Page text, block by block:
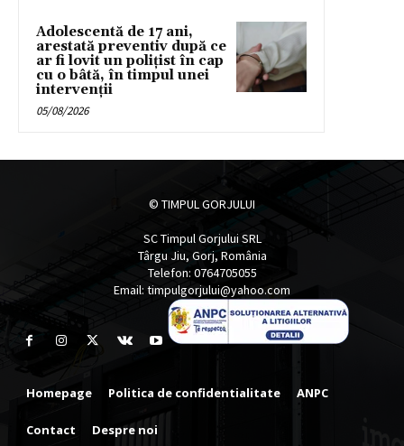
Adolescentă de 17 ani,
arestată preventiv după ce
ar fi lovit un polițist în cap
cu o bâtă, în timpul unei
intervenții
05/08/2026
© TIMPUL GORJULUI
SC Timpul Gorjului SRL
Târgu Jiu, Gorj, România
Telefon: 0764705055
Email: timpulgorjului@yahoo.com
Homepage Politica de confidentialitate ANPC
Contact Despre noi